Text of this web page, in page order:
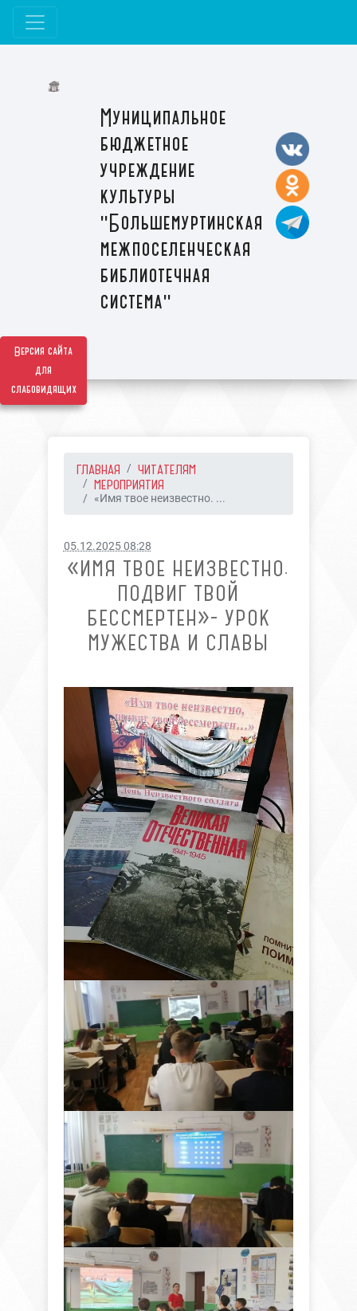
Версия сайта
для
слабовидящих
Муниципальное
бюджетное
учреждение
культуры
"Большемуртинская
межпоселенческая
библиотечная
система"
ГЛАВНАЯ
ЧИТАТЕЛЯМ
МЕРОПРИЯТИЯ
«Имя твое неизвестно. ...
05.12.2025 08:28
«ИМЯ ТВОЕ НЕИЗВЕСТНО.
ПОДВИГ ТВОЙ
БЕССМЕРТЕН»- УРОК
МУЖЕСТВА И СЛАВЫ